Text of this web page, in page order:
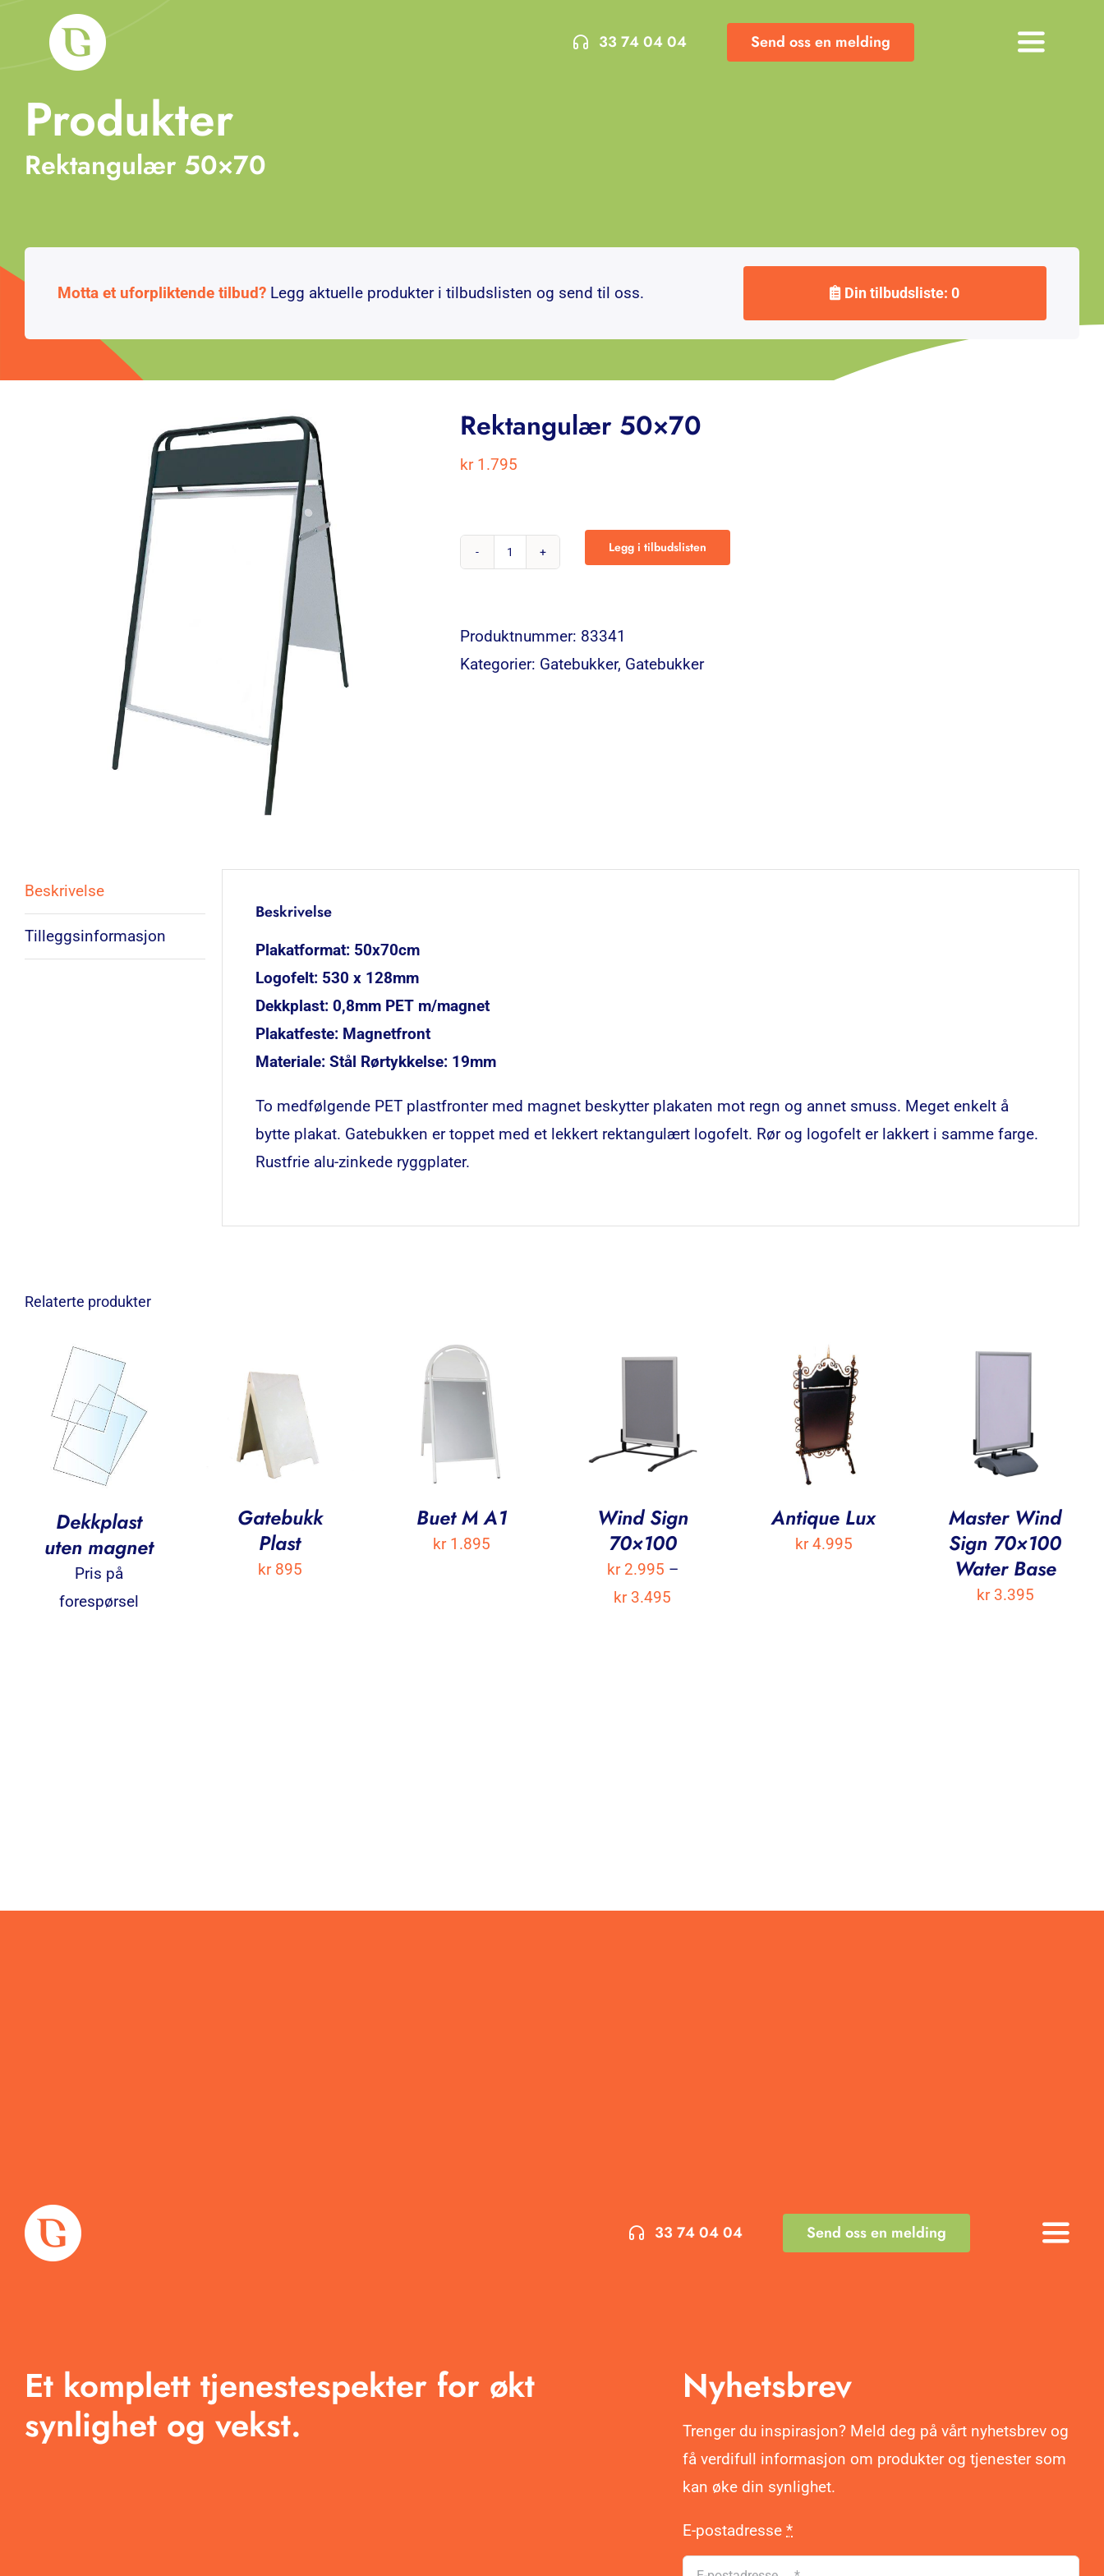
Toggle
Om oss
Tjenester
Produkter
Blogg
Kontakt
33 74 04 04 Send oss en melding
Produkter
Rektangulær 50×70
Motta et uforpliktende tilbud?Legg aktuelle produkter i tilbudslisten og send til oss. Din tilbudsliste: 0
Rektangulær 50×70
kr1.795
Rektangulær
Legg i tilbudslisten
Produktnummer: 83341
Kategorier: Gatebukker, Gatebukker
Beskrivelse
Tilleggsinformasjon
Beskrivelse
Plakatformat: 50x70cm
Logofelt: 530 x 128mm
Dekkplast: 0,8mm PET m/magnet
Plakatfeste: Magnetfront
Materiale: Stål Rørtykkelse: 19mm
To medfølgende PET plastfronter med magnet beskytter plakaten mot regn og annet smuss. Meget enkelt å
bytte plakat. Gatebukken er toppet med et lekkert rektangulært logofelt. Rør og logofelt er lakkert i samme farge.
Rustfrie alu-zinkede ryggplater.
Relaterte produkter
Dekkplast
uten magnet
Pris på
forespørsel
Gatebukk
Plast
kr895
Buet M A1
kr1.895
Wind Sign
70×100
kr2.995 –
kr3.495
Antique Lux
kr4.995
Master Wind
Sign 70×100
Water Base
kr3.395
Toggle
Arbeid
Produkter
33 74 04 04 Send oss en melding
Et komplett tjenestespekter for økt
synlighet og vekst.
Nyhetsbrev
Trenger du inspirasjon? Meld deg på vårt nyhetsbrev og
få verdifull informasjon om produkter og tjenester som
kan øke din synlighet.
E-postadresse*